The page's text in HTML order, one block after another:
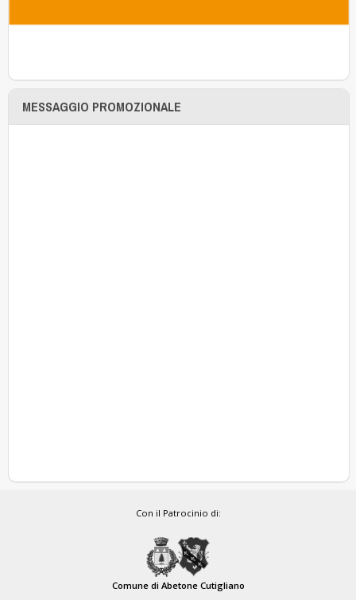
MESSAGGIO PROMOZIONALE
Con il Patrocinio di:
Comune di Abetone Cutigliano